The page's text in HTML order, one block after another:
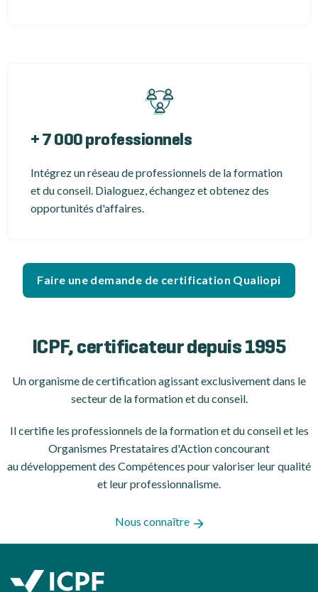
+ 7 000 professionnels
Intégrez un réseau de professionnels de la formation
et du conseil. Dialoguez, échangez et obtenez des
opportunités d'affaires.
Faire une demande de certification Qualiopi
ICPF, certificateur depuis 1995
Un organisme de certification agissant exclusivement dans le
secteur de la formation et du conseil.
Il certifie les professionnels de la formation et du conseil et les
Organismes Prestataires d'Action concourant
au développement des Compétences pour valoriser leur qualité
et leur professionnalisme.
Nous connaître